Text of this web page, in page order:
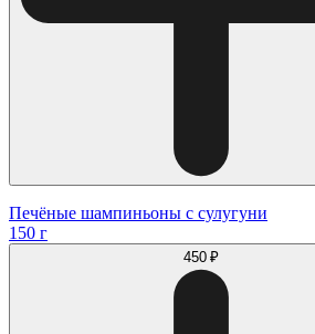
Печёные шампиньоны с сулугуни
150 г
450 ₽